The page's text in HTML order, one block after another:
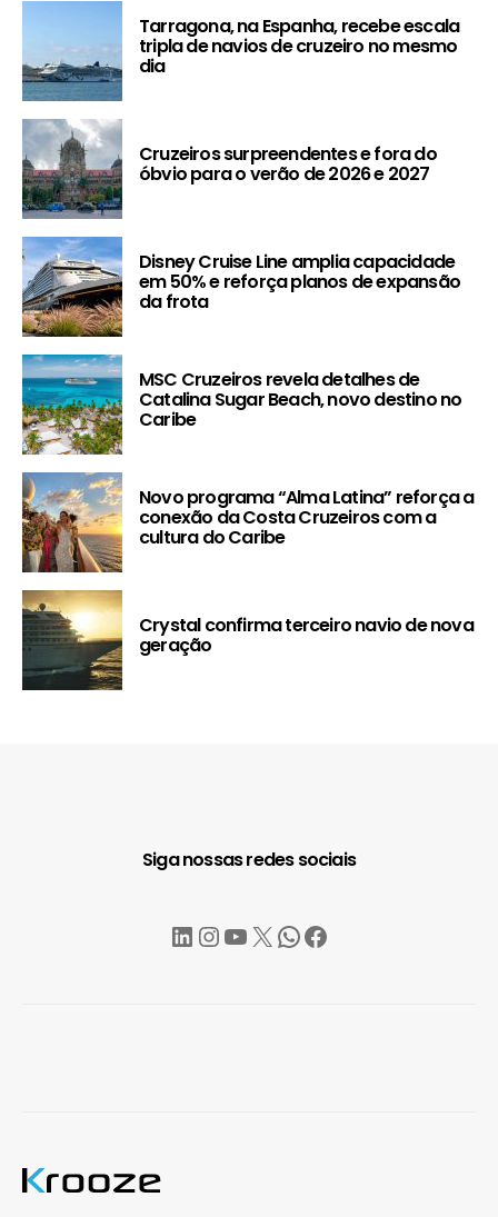
Tarragona, na Espanha, recebe escala
tripla de navios de cruzeiro no mesmo
dia
Cruzeiros surpreendentes e fora do
óbvio para o verão de 2026 e 2027
Disney Cruise Line amplia capacidade
em 50% e reforça planos de expansão
da frota
MSC Cruzeiros revela detalhes de
Catalina Sugar Beach, novo destino no
Caribe
Novo programa “Alma Latina” reforça a
conexão da Costa Cruzeiros com a
cultura do Caribe
Crystal confirma terceiro navio de nova
geração
Siga nossas redes sociais
LinkedIn
Instagram
YouTube
X WhatsApp
Facebook